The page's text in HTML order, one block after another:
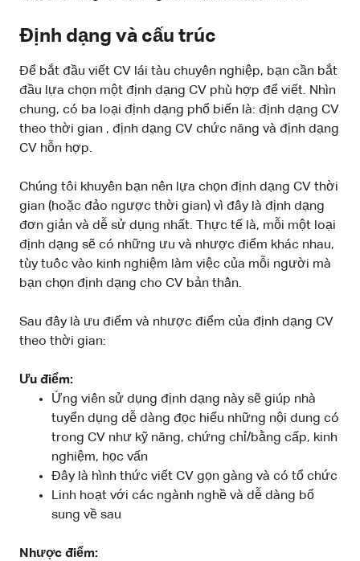
Định dạng và cấu trúc
Để bắt đầu viết CV lái tàu chuyên nghiệp, bạn cần bắt
đầu lựa chọn một định dạng CV phù hợp để viết. Nhìn
chung, có ba loại định dạng phổ biến là: định dạng CV
theo thời gian , định dạng CV chức năng và định dạng
CV hỗn hợp.
Chúng tôi khuyên bạn nên lựa chọn định dạng CV thời
gian (hoặc đảo ngược thời gian) vì đây là định dạng
đơn giản và dễ sử dụng nhất. Thực tế là, mỗi một loại
định dạng sẽ có những ưu và nhược điểm khác nhau,
tùy tuôc vào kinh nghiệm làm việc của mỗi người mà
bạn chọn định dạng cho CV bản thân.
Sau đây là ưu điểm và nhược điểm của định dạng CV
theo thời gian:
Ưu điểm:
Ứng viên sử dụng định dạng này sẽ giúp nhà
tuyển dụng dễ dàng đọc hiểu những nội dung có
trong CV như kỹ năng, chứng chỉ/bằng cấp, kinh
nghiệm, học vấn
Đây là hình thức viết CV gọn gàng và có tổ chức
Linh hoạt với các ngành nghề và dễ dàng bổ
sung về sau
Nhược điểm: